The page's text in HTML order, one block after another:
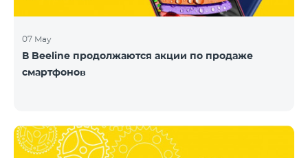
07 May
В Beeline продолжаются акции по продаже
смартфонов